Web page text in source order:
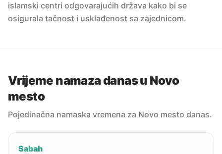
islamski centri odgovarajućih država kako bi se
osigurala tačnost i usklađenost sa zajednicom.
Vrijeme namaza danas u Novo
mesto
Pojedinačna namaska vremena za Novo mesto danas.
Sabah